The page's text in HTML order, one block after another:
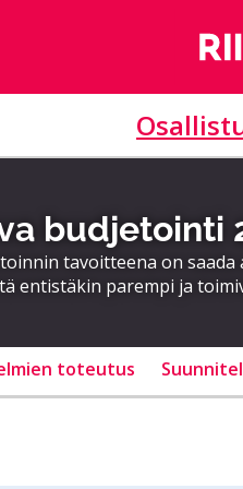
budjetointi
tavoitteena on
entistäkin parempi ja
toteutus